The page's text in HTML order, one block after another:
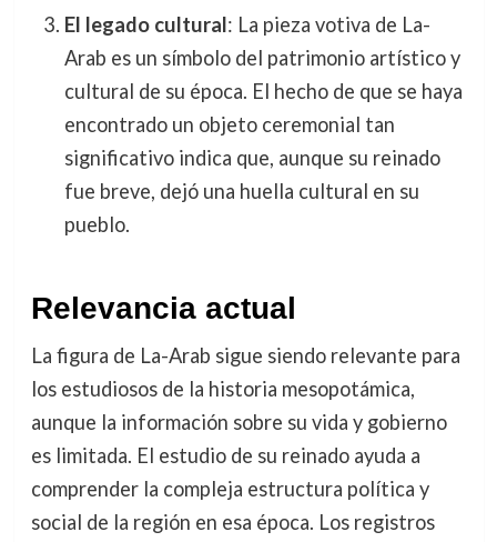
El legado cultural: La pieza votiva de La-
Arab es un símbolo del patrimonio artístico y
cultural de su época. El hecho de que se haya
encontrado un objeto ceremonial tan
significativo indica que, aunque su reinado
fue breve, dejó una huella cultural en su
pueblo.
Relevancia actual
La figura de La-Arab sigue siendo relevante para
los estudiosos de la historia mesopotámica,
aunque la información sobre su vida y gobierno
es limitada. El estudio de su reinado ayuda a
comprender la compleja estructura política y
social de la región en esa época. Los registros